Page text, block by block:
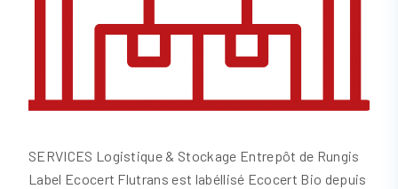
SERVICES Logistique & Stockage Entrepôt de Rungis
Label Ecocert Flutrans est labéllisé Ecocert Bio depuis